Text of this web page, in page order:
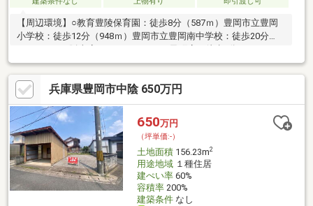
【周辺環境】○教育豊陵保育園：徒歩8分（587ｍ）豊岡市立豊岡
小学校：徒歩12分（948ｍ）豊岡市立豊岡南中学校：徒歩20分
ファミリーマート豊岡若松町店：徒歩13分（998ｍ）ニトリ豊岡
アイティ店：徒歩14分（1095ｍ）○金融豊岡小田井郵便局：徒歩3
分（171ｍ）三井住友銀行豊岡支店：徒歩8分（608ｍ）但馬銀行
豊岡東支店：徒歩8分（594ｍ）※解体更地渡し現地案内随時受け
付けております！是非、お問い合わせください！
兵庫県豊岡市中陰 650万円
650万円
（坪単価:-）
土地面積156.23m2
用途地域１種住居
建ぺい率60%
容積率200%
建築条件なし